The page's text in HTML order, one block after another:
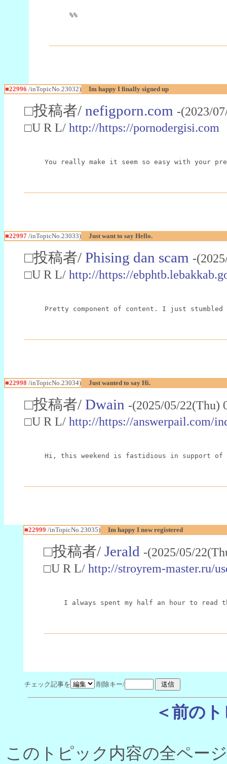
%%
■22996 /inTopicNo.23032) Im happy I finally signed up
□投稿者/ nefigporn.com -(2023/
□U R L/ http://https://pornodergisi.com
You really make it seem so easy with your
■22997 /inTopicNo.23033) Just want to say Hello.
□投稿者/ Phising dan scam -
□U R L/ http://https://
Pretty component of content. I just
■22998 /inTopicNo.23034) Just wanted to say Hi.
□投稿者/ Dwain -(2025/05/
□U R L/ http://https://answerpail.com/
Hi, this weekend is fastidious in support of
■22999 /inTopicNo.23035) Im happy I now registered
□投稿者/ Jerald -(2025/05/
□U R L/ http://stroyrem-master.ru/
I always spent my half an hour to
チェック記事を 削除キー/
＜前の
このトピック内容の全ペー